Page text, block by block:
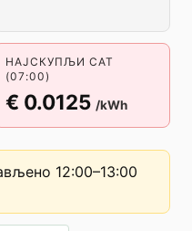
НАЈСКУПЉИ САТ
(07:00)
€ 0.0125 /kWh
12:00–13:00